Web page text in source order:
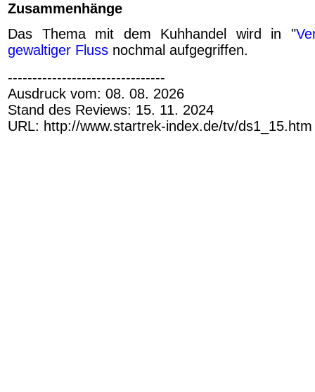
Zusammenhänge
Das Thema mit dem Kuhhandel wird in "
gewaltiger Fluss nochmal aufgegriffen.
--------------------------------
Ausdruck vom: 08. 08. 2026
Stand des Reviews: 15. 11. 2024
URL: http://www.startrek-index.de/tv/ds1_15.htm